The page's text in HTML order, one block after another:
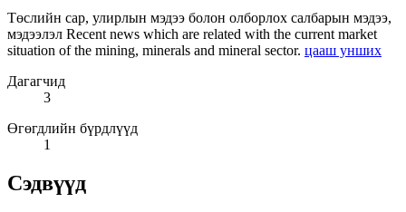
Төслийн сар, улирлын мэдээ болон олборлох салбарын мэдээ,
мэдээлэл Recent news which are related with the current market
situation of the mining, minerals and mineral sector. цааш унших
Дагагчид
3
Өгөгдлийн бүрдлүүд
1
Сэдвүүд